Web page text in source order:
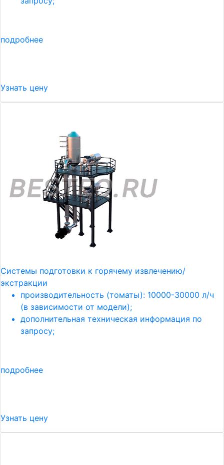
подробнее
Узнать цену
Системы подготовки к горячему извлечению/
экстракции
производительность (томаты): 10000-30000 л/ч
(в зависимости от модели);
дополнительная техническая информация по
запросу;
подробнее
Узнать цену